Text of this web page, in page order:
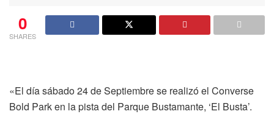
0
SHARES
«El día sábado 24 de Septiembre se realizó el Converse
Bold Park en la pista del Parque Bustamante, ‘El Busta’.